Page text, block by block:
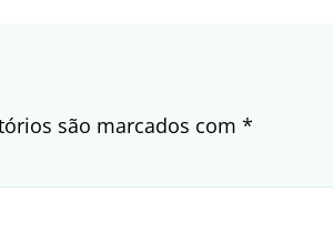
são marcados com *